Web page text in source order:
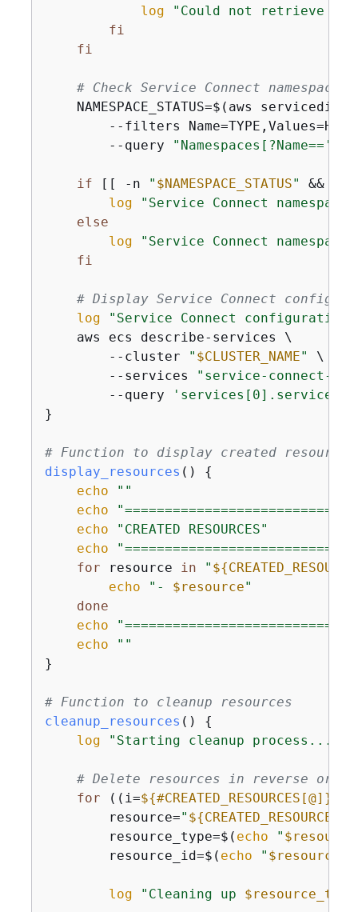
log
"Could not retrieve
fi
fi
# Check Service Connect namespace
NAMESPACE_STATUS=$(aws
--filters
        --query
"Namespaces[?Name=='
if [[ -n " $NAMESPACE_STATUS" &&
log
"Service Connect
else
log
"Service Connect
fi
# Display Service Connect
log
"Service Connect
    aws ecs describe-services \
        --cluster
" $CLUSTER_NAME"
\
        --services
"service-connect-
        --query
}
# Function to display created resources
display_resources () {
echo
""
echo
echo
"CREATED RESOURCES"
echo
for resource in " ${
echo
"- $resource"
done
echo
echo
""
}
# Function to cleanup resources
cleanup_resources () {
log
"Starting cleanup process..."
# Delete resources in reverse
for ((i=${#CREATED_RESOURCES[@]}
        resource=
" ${
        resource_type=$(
echo " $resource
        resource_id=$(
echo " $resource
log "Cleaning up $resource_type